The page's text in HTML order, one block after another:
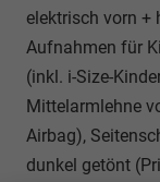
elektrisch vorn
Aufnahmen für
(inkl. i-Size-
Mittelarmlehne
Airbag),
dunkel getönt